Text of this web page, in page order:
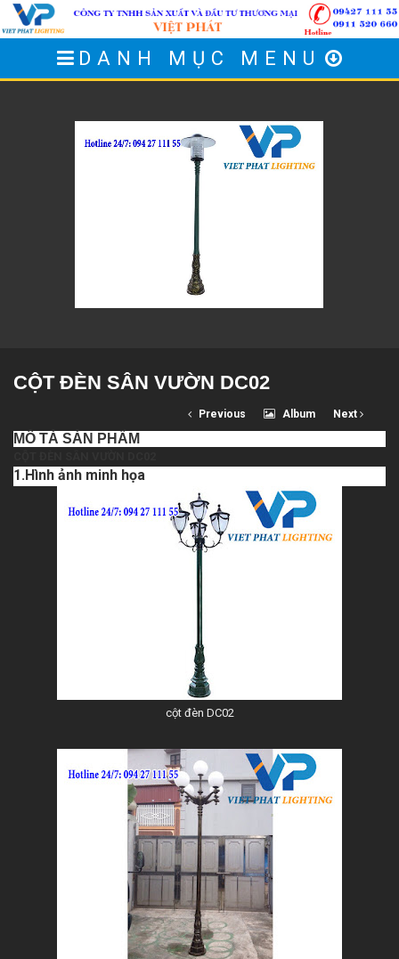
DANH MỤC MENU
CỘT ĐÈN SÂN VƯỜN DC02
Previous Album Next
MÔ TẢ SẢN PHẨM
1.Hình ảnh minh họa
cột đèn DC02